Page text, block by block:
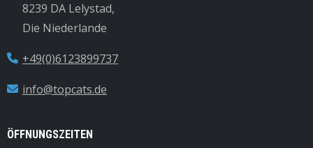
8239 DA Lelystad,
Die Niederlande
+49(0)6123899737
info@topcats.de
ÖFFNUNGSZEITEN